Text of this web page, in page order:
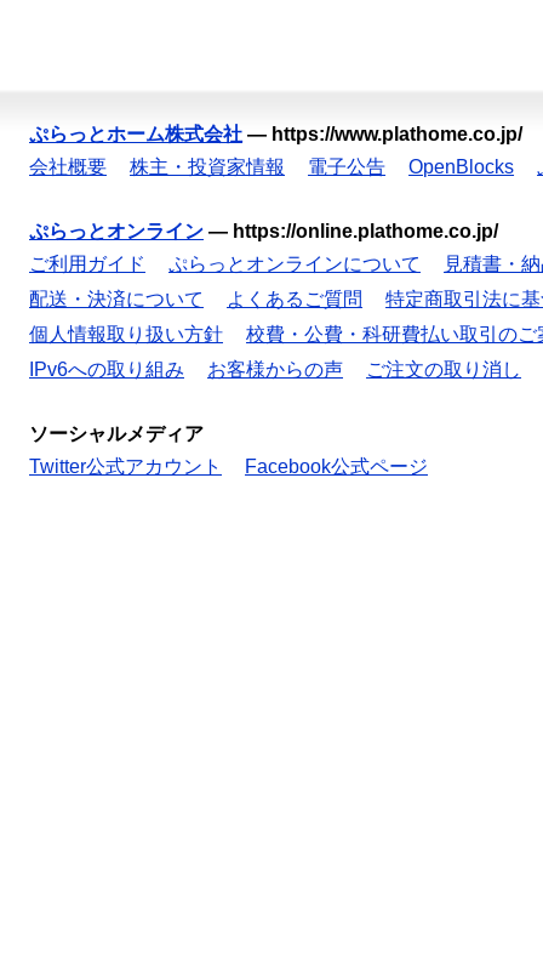
ぷらっとホーム株式会社 — https://www.plathome.co.jp/
会社概要
株主・投資家情報 電子公告 OpenBlocks
ぷらっとオンライン — https://online.plathome.co.jp/
ご利用ガイド
ぷらっとオンラインについて
見積書・
配送・決済について
よくあるご質問
特定商取引法に
個人情報取り扱い方針
校費・公費・科研費払い取引のご
IPv6への取り組み
お客様からの声 ご注文の取り消し
ソーシャルメディア
Twitter公式アカウント
Facebook公式ページ